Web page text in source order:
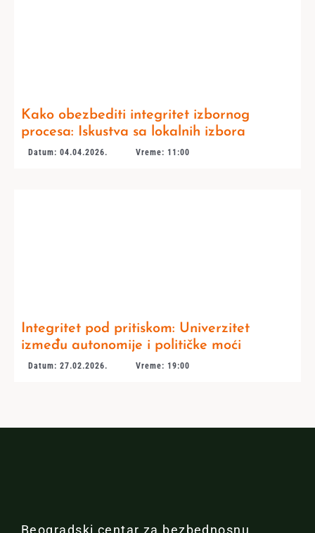
Kako obezbediti integritet izbornog
procesa: Iskustva sa lokalnih izbora
Datum: 04.04.2026. Vreme: 11:00
Integritet pod pritiskom: Univerzitet
između autonomije i političke moći
Datum: 27.02.2026. Vreme: 19:00
Beogradski centar za bezbednosnu